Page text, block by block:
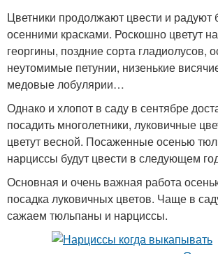
Цветники продолжают цвести и радуют
осенними красками. Роскошно цветут
георгины, поздние сорта гладиолусов,
неутомимые петунии, низенькие
медовые лобулярии…
Однако и хлопот в саду в сентябре
посадить многолетники, луковичные
цветут весной. Посаженные осенью
нарциссы будут цвести в следующем
Основная и очень важная работа
посадка луковичных цветов. Чаще в
сажаем тюльпаны и нарциссы.